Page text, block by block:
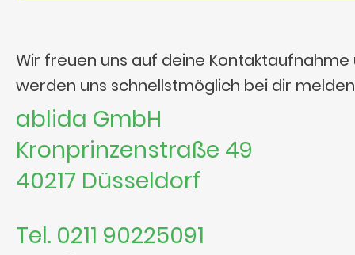
Wir freuen uns auf deine Kontaktaufnahme
werden uns schnellstmöglich bei dir
ablida GmbH
Kronprinzenstraße 49
40217 Düsseldorf
Tel. 0211 90225091